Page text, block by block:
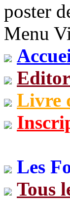
poster
Menu
Livre
Les
Tous